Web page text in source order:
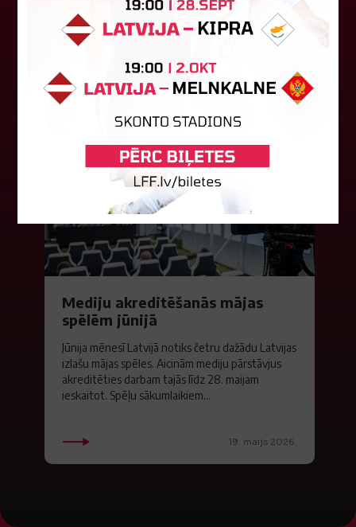
Baltijas kausa turnīrs jūnija sākumā gaida arī
Latvijas U-21 izlasi, kas savus mačus pret
kaimiņiem aizvadīs Rīgā un Lietuvas pilsētā
Tauraģē. (Ziņa papildināta 1...
29. maijs 2026.
Mediju akreditēšanās mājas
spēlēm jūnijā
Jūnija mēnesī Latvijā notiks četru dažādu Latvijas
izlašu mājas spēles. Aicinām mediju pārstāvjus
akreditēties darbam tajās līdz 28. maijam
ieskaitot. Spēļu sākumlaikiem...
19. maijs 2026.